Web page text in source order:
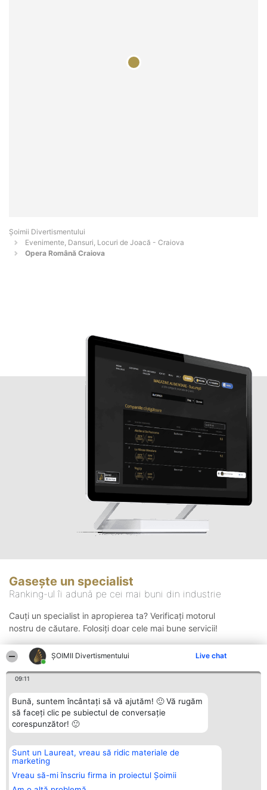
ŞOIMII Divertismentului Live chat
09:11
Bună, suntem încântați să vă ajutăm! 🙂 Vă rugăm
să faceți clic pe subiectul de conversație
corespunzător! 🙂
Sunt un Laureat, vreau să ridic materiale de
marketing
Vreau să-mi înscriu firma in proiectul Șoimii
Şoimii Divertismentului
Evenimente, Dansuri, Locuri de Joacă - Craiova
Opera Română Craiova
Gasește un specialist
Ranking-ul îi adună pe cei mai buni din industrie
Cauți un specialist in apropierea ta? Verificați motorul
nostru de căutare. Folosiți doar cele mai bune servicii!
Organizator Ranking
BRIGHT SOLUTIONS BR SRL
Aleea Timisul De Sus 2 Bl. A30
Sc. A Et. 4 Ap. 13 Cod 061952
Plebiscyt
Lista Tuturor
Laureaților
Contact